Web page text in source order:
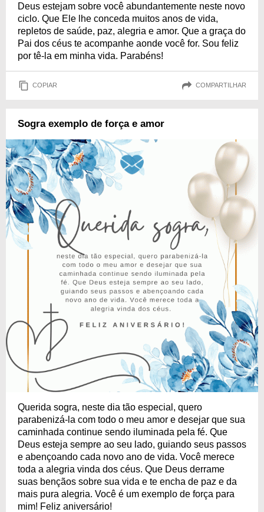
Deus estejam sobre você abundantemente neste novo
ciclo. Que Ele lhe conceda muitos anos de vida,
repletos de saúde, paz, alegria e amor. Que a graça do
Pai dos céus te acompanhe aonde você for. Sou feliz
por tê-la em minha vida. Parabéns!
COPIAR COMPARTILHAR
Sogra exemplo de força e amor
Querida sogra, neste dia tão especial, quero
parabenizá-la com todo o meu amor e desejar que sua
caminhada continue sendo iluminada pela fé. Que
Deus esteja sempre ao seu lado, guiando seus passos
e abençoando cada novo ano de vida. Você merece
toda a alegria vinda dos céus. Que Deus derrame
suas bençãos sobre sua vida e te encha de paz e da
mais pura alegria. Você é um exemplo de força para
mim! Feliz aniversário!